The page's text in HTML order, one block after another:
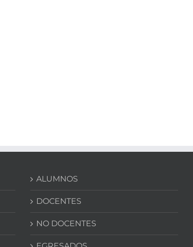
ALUMNOS
DOCENTES
NO DOCENTES